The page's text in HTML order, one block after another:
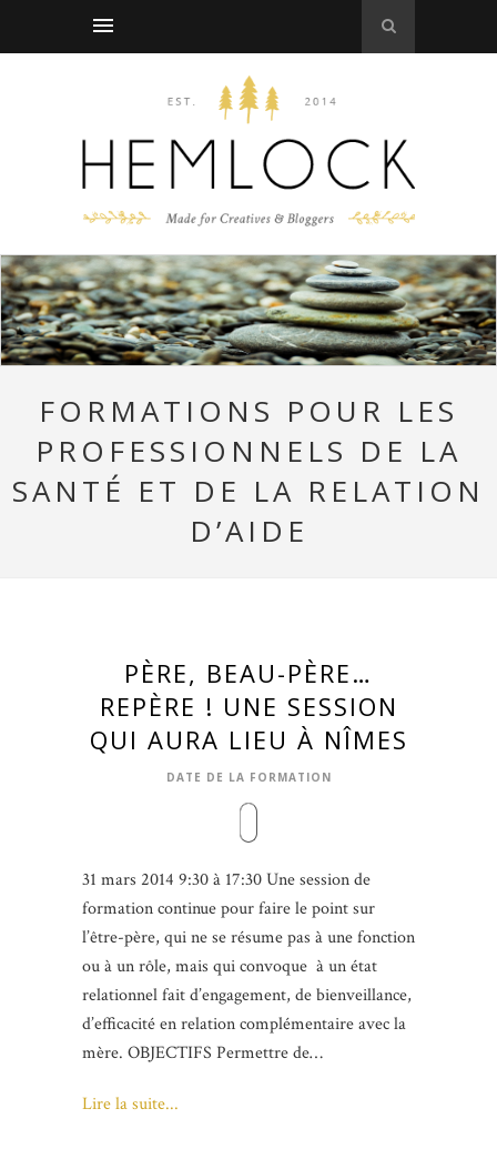
FORMATIONS POUR LES
PROFESSIONNELS DE LA
SANTÉ ET DE LA RELATION
D’AIDE
PÈRE, BEAU-PÈRE…
REPÈRE ! UNE SESSION
QUI AURA LIEU À NÎMES
DATE DE LA FORMATION
31 mars 2014 9:30 à 17:30 Une session de
formation continue pour faire le point sur
l’être-père, qui ne se résume pas à une fonction
ou à un rôle, mais qui convoque à un état
relationnel fait d’engagement, de bienveillance,
d’efficacité en relation complémentaire avec la
mère. OBJECTIFS Permettre de…
Lire la suite...